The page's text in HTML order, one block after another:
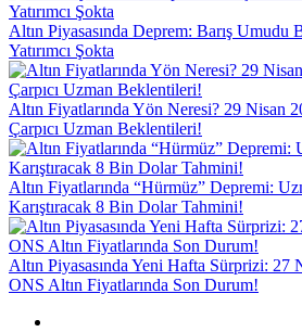
Altın Piyasasında Deprem: Barış Umudu
Yatırımcı Şokta
Altın Fiyatlarında Yön Neresi? 29 Nisan
Çarpıcı Uzman Beklentileri!
Altın Fiyatlarında “Hürmüz” Depremi:
Karıştıracak 8 Bin Dolar Tahmini!
Altın Piyasasında Yeni Hafta Sürprizi: 27
ONS Altın Fiyatlarında Son Durum!